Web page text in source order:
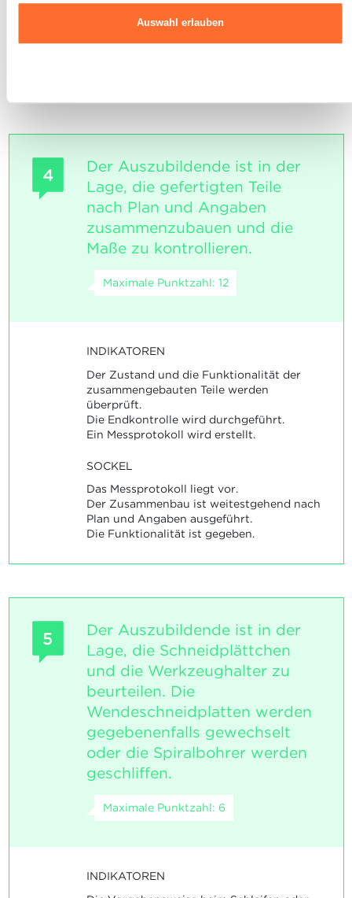
Auswahl erlauben
Arbeitsschritte wird dokumentiert.
SOCKEL
4
Der Auszubildende ist in der
Lage, die gefertigten Teile
nach Plan und Angaben
zusammenzubauen und die
Maße zu kontrollieren.
Maximale Punktzahl: 12
INDIKATOREN
Der Zustand und die Funktionalität der
zusammengebauten Teile werden
überprüft.
Die Endkontrolle wird durchgeführt.
Ein Messprotokoll wird erstellt.
SOCKEL
Das Messprotokoll liegt vor.
Der Zusammenbau ist weitestgehend nach
Plan und Angaben ausgeführt.
Die Funktionalität ist gegeben.
5
Der Auszubildende ist in der
Lage, die Schneidplättchen
und die Werkzeughalter zu
beurteilen. Die
Wendeschneidplatten werden
gegebenenfalls gewechselt
oder die Spiralbohrer werden
geschliffen.
Maximale Punktzahl: 6
INDIKATOREN